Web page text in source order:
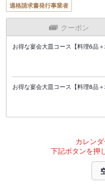
適格請求書発行事業者
クーポン
お得な宴会大皿コース【料理6品
お得な宴会大皿コース【料理8品
カレン
下記ボタンを押